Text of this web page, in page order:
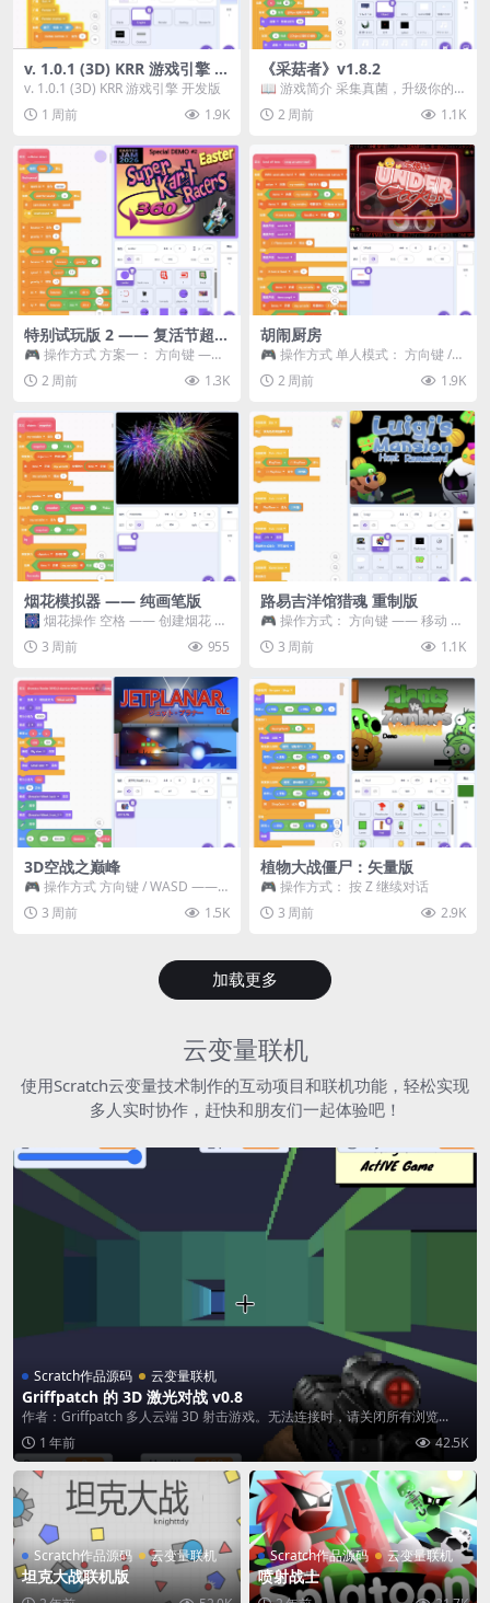
v. 1.0.1 (3D) KRR 游戏引擎 开
发版
v. 1.0.1 (3D) KRR 游戏引擎 开发版
1 周前
1.9K
《采菇者》v1.8.2
📖 游戏简介 采集真菌，升级你的
机体，并前往未知领域探索。 这是
一款静谧的探索冒...
2 周前 1.1K
特别试玩版 2 —— 复活节超级
卡丁车赛
🎮 操作方式 方案一： 方向键 ——
移动 Z —— 跳跃 / 漂移 方案二： ...
2 周前 1.3K
胡闹厨房
🎮 操作方式 单人模式： 方向键 /
WASD —— 移动 Z / K —— 抓...
2 周前 1.9K
烟花模拟器 —— 纯画笔版
🎆 烟花操作 空格 —— 创建烟花 1
~ 3 —— 切换烟花类型 普通烟花
嘶...3 周前 955
路易吉洋馆猎魂 重制版
🎮 操作方式： 方向键 —— 移动 &
跳跃 空格 —— 打开宝箱 将你...
3 周前 1.1K
3D空战之巅峰
🎮 操作方式 方向键 / WASD ——
移动 Z / K —— 射击 / 攻击...
3 周前 1.5K
植物大战僵尸：矢量版
🎮 操作方式： 按 Z 继续对话
3 周前
2.9K
加载更多
云变量联机
使用Scratch云变量技术制作的互动项目和联机功能，轻松实现
多人实时协作，赶快和朋友们一起体验吧！
Scratch作品源码 云变量联机
Griffpatch 的 3D 激光对战 v0.8
作者：Griffpatch 多人云端 3D 射击游戏。无法连接时，请关闭所有浏览...
1 年前
42.5K
Scratch作品源码 云变量联机
坦克大战联机版
Scratch作品源码 云变量联机
喷射战士